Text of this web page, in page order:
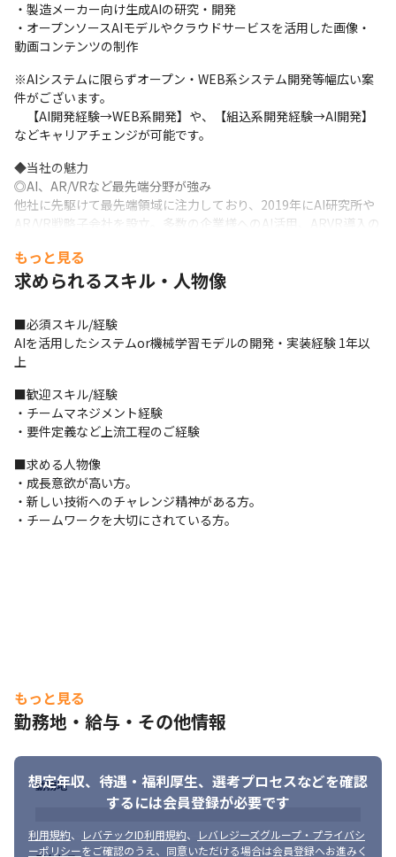
・製造メーカー向け生成AIの研究・開発
・オープンソースAIモデルやクラウドサービスを活用した画像・
動画コンテンツの制作
※AIシステムに限らずオープン・WEB系システム開発等幅広い案
件がございます。
【AI開発経験→WEB系開発】や、【組込系開発経験→AI開発】
などキャリアチェンジが可能です。
◆当社の魅力
◎AI、AR/VRなど最先端分野が強み
他社に先駆けて最先端領域に注力しており、2019年にAI研究所や
AR/VR戦略子会社を設立。多数の企業様へのAI活用、ARVR導入の
を提供する株式会社aileadとの資本業務提携をいたしました。
【社内の取り組み】全社員に有料AIツールの付与／XRアイデアソ
ります！
◎大手案件多数！さらに受託や自社開発も！
約400社以上優良企業とのお取引により多数の案件があるため、希
望や適性に合った業務に参画いただけます。
また自社受託開発チームを拡大中のため、PL・PMニーズも高まっ
ています。
・・・お取引先を一部ご紹介・・・
パナソニック、クボタ、三菱電機、キーエンス、ダイハツ工業、
カナデビア、Sky、富⼠通、富士ソフト、⽇⽴システムズ、三菱重
⼯業、川崎重⼯業、⽇⼯、SCSK、オプテージ、アルファシステム
ズ　等
◎ ワークライフバランスを保てる環境
残業は月平均10H 程度で、リモートができる案件もあります。
ポイント♪
これにより、4年連続で「健康経営優良法人大企業法人部門）」に
認定されました。
【業務の変更範囲：会社の定める業務】
もっと見る
求められるスキル・人物像
■必須スキル/経験
AIを活用したシステムor機械学習モデルの開発・実装経験 1年以
上
■歓迎スキル/経験
・チームマネジメント経験
・要件定義など上流工程のご経験
■求める人物像
・成長意欲が高い方。
・新しい技術へのチャレンジ精神がある方。
・チームワークを大切にされている方。
もっと見る
勤務地・給与・その他情報
想定年収、待遇・福利厚生、 選考プロセスなどを確認
するには会員登録が必要です
利用規約、 レバテックID利用規約、
レバレジーズグループ・プライバシ
ーポリシーをご確認のうえ、同意いただける場合は会員登録へお進みく
勤務地